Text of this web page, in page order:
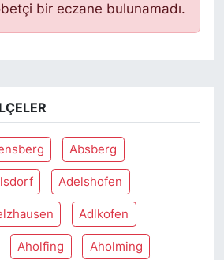
bir eczane bulunamadı.
Absberg
Adelshofen
Adlkofen
Aholfing Aholming